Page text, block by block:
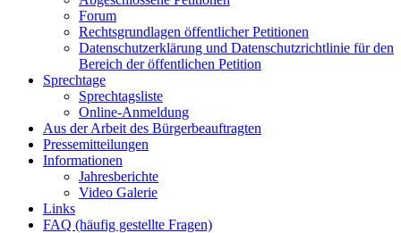
Forum
Rechtsgrundlagen öffentlicher Petitionen
Datenschutzerklärung und Datenschutzrichtlinie für den
Bereich der öffentlichen Petition
Sprechtage
Sprechtagsliste
Online-Anmeldung
Aus der Arbeit des Bürgerbeauftragten
Pressemitteilungen
Informationen
Jahresberichte
Video Galerie
Links
FAQ (häufig gestellte Fragen)